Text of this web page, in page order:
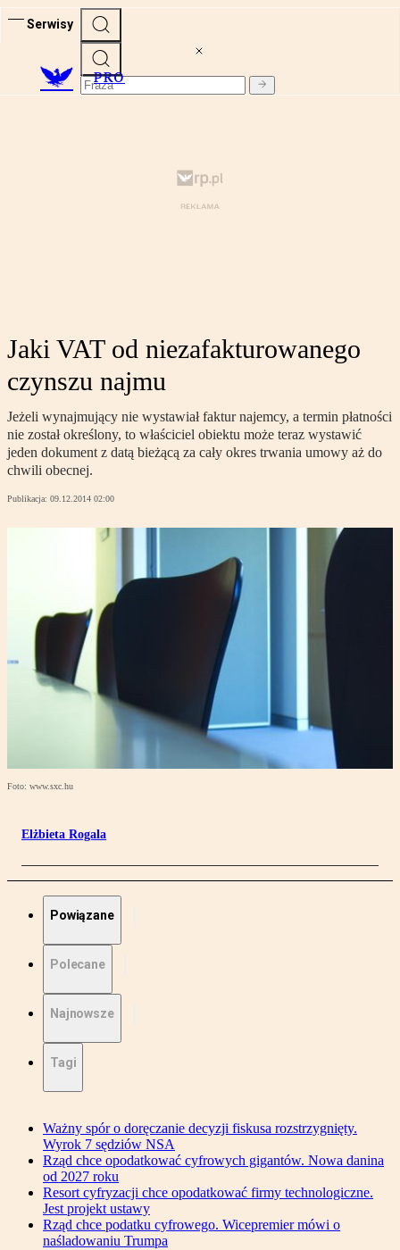
Serwisy
PRO
Jaki VAT od niezafakturowanego
czynszu najmu
Jeżeli wynajmujący nie wystawiał faktur najemcy, a termin płatności
nie został określony, to właściciel obiektu może teraz wystawić
jeden dokument z datą bieżącą za cały okres trwania umowy aż do
chwili obecnej.
Publikacja: 09.12.2014 02:00
Foto: www.sxc.hu
Elżbieta Rogala
Powiązane
Polecane
Najnowsze
Tagi
Ważny spór o doręczanie decyzji fiskusa rozstrzygnięty.
Wyrok 7 sędziów NSA
Rząd chce opodatkować cyfrowych gigantów. Nowa danina
od 2027 roku
Resort cyfryzacji chce opodatkować firmy technologiczne.
Jest projekt ustawy
Rząd chce podatku cyfrowego. Wicepremier mówi o
naśladowaniu Trumpa